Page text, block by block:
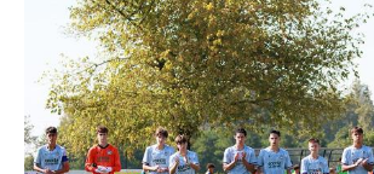
Serie A
Coppa Italia
CLUB
BLUENERGY STADIUM
MEETING CENTER